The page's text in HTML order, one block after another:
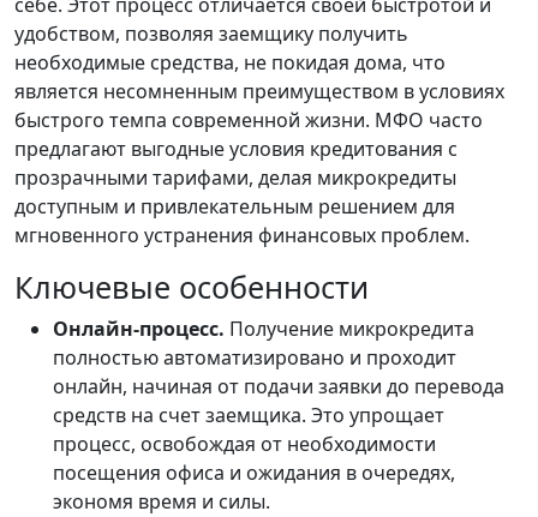
удобством, позволяя заемщику получить
необходимые средства, не покидая дома, что
является несомненным преимуществом в условиях
быстрого темпа современной жизни. МФО часто
предлагают выгодные условия кредитования с
прозрачными тарифами, делая микрокредиты
доступным и привлекательным решением для
мгновенного устранения финансовых проблем.
Ключевые особенности
Онлайн-процесс. Получение микрокредита
полностью автоматизировано и проходит
онлайн, начиная от подачи заявки до перевода
средств на счет заемщика. Это упрощает
процесс, освобождая от необходимости
посещения офиса и ожидания в очередях,
экономя время и силы.